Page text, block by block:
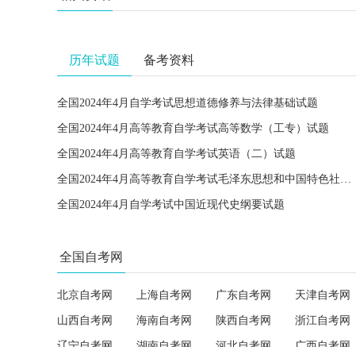
历年试题 备考资料
全国2024年4月自学考试思想道德修养与法律基础试题
全国2024年4月高等教育自学考试高等数学（工专）试题
全国2024年4月高等教育自学考试英语（二）试题
全国2024年4月高等教育自学考试毛泽东思想和中国特色社会主义理论体系概论试题
全国2024年4月自学考试中国近现代史纲要试题
全国自考网
北京自考网 上海自考网 广东自考网 天津自考网
山西自考网 海南自考网 陕西自考网 浙江自考网